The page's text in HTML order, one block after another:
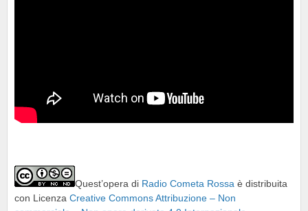
Quest’opera di Radio Cometa Rossa è distribuita
con Licenza Creative Commons Attribuzione – Non